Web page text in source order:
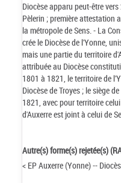
Diocèse apparu peut-être
Pèlerin ; première attestation
la métropole de Sens. - La
crée le Diocèse de l'Yonne,
mais une partie du territoire
attribuée au Diocèse
1801 à 1821, le territoire de
Diocèse de Troyes ; le siège
1821, avec pour territoire
d'Auxerre est joint à celui de
Autre(s) forme(s) rejetée(s)
< EP Auxerre (Yonne) --